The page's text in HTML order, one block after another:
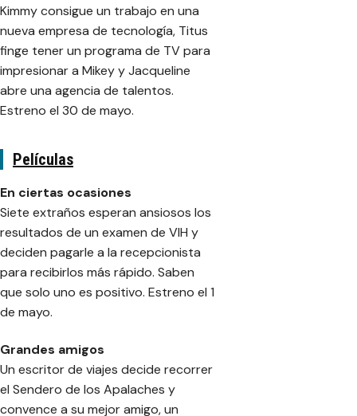
Kimmy consigue un trabajo en una
nueva empresa de tecnología, Titus
finge tener un programa de TV para
impresionar a Mikey y Jacqueline
abre una agencia de talentos.
Estreno el 30 de mayo.
Películas
En ciertas ocasiones
Siete extraños esperan ansiosos los
resultados de un examen de VIH y
deciden pagarle a la recepcionista
para recibirlos más rápido. Saben
que solo uno es positivo. Estreno el 1
de mayo.
Grandes amigos
Un escritor de viajes decide recorrer
el Sendero de los Apalaches y
convence a su mejor amigo, un